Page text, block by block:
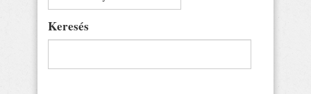
Keresés